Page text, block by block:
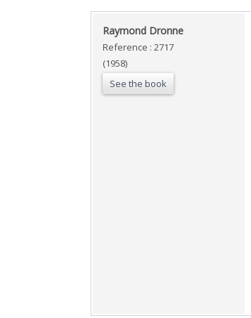
‎Raymond Dronne‎
Reference : 2717
(1958)
See the book